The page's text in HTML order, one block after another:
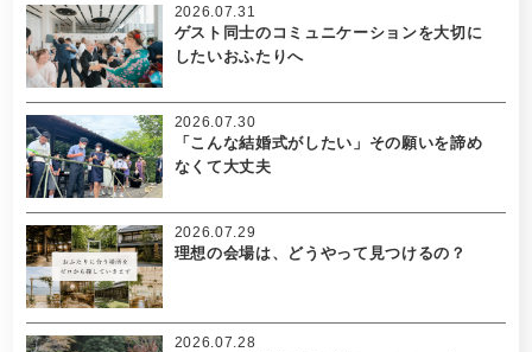
ゲスト同士のコミュニケーションを大切に
したいおふたりへ
2026.07.31
「こんな結婚式がしたい」その願いを諦め
なくて大丈夫
2026.07.30
理想の会場は、どうやって見つけるの？
2026.07.29
2026.07.28